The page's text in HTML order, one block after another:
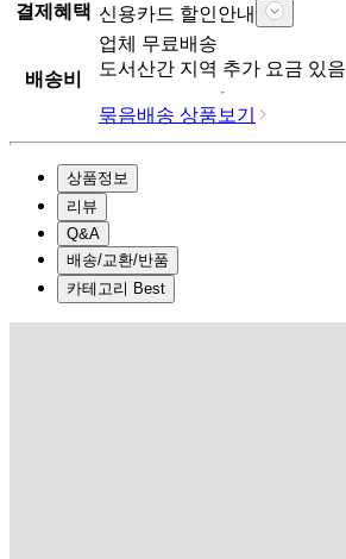
결제혜택 신용카드 할인안내
배송비
업체 무료배송
도서산간 지역 추가 요금 있음
묶음배송 상품보기
상품정보
리뷰
Q&A
배송/교환/반품
카테고리 Best